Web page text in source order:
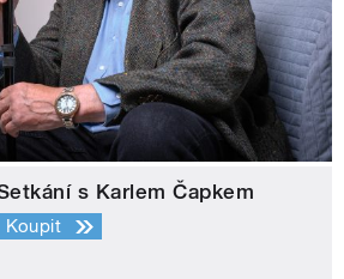
s Karlem Čapkem
Koupit